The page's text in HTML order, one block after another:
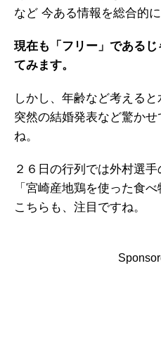
など 今ある情報を総合的
現在も「フリー」である
てみます。
しかし、年齢など考える
突然の結婚発表など驚か
ね。
２６日の行列では外村選
「宮崎産地鶏を使った食
こちらも、注目ですね。